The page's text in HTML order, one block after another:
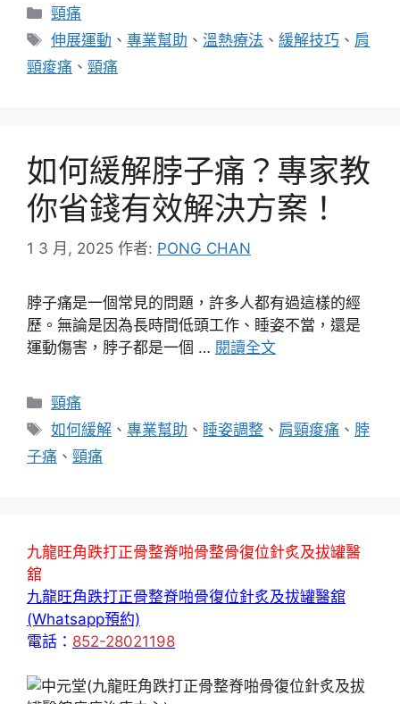
分
類
頸痛
標
籤
伸展運動 、專業幫助 、 溫熱療法 、緩解技巧 、 肩
頸痠痛 、 頸痛
如何緩解脖子痛？專家教
你省錢有效解決方案！
1 3 月, 2025 作者: PONG CHAN
脖子痛是一個常見的問題，許多人都有過這樣的經
歷。無論是因為長時間低頭工作、睡姿不當，還是
運動傷害，脖子都是一個 … 閱讀全文
分
類
頸痛
標
籤
如何緩解 、專業幫助 、 睡姿調整 、 肩頸痠痛 、 脖
子痛 、 頸痛
九龍旺角跌打正骨整脊啪骨整骨復位針炙及拔罐醫
舘
九龍旺角跌打正骨整脊啪骨復位針炙及拔罐醫舘
(Whatsapp預約)
電話： 852-28021198